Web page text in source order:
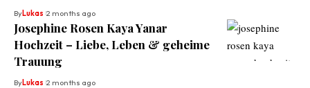
ByLukas 2 months ago
Josephine Rosen Kaya Yanar
Hochzeit – Liebe, Leben & geheime
Trauung
ByLukas 2 months ago